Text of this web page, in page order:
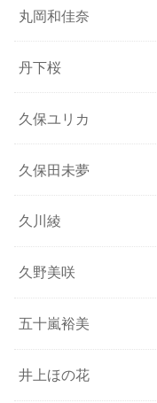
丸岡和佳奈
丹下桜
久保ユリカ
久保田未夢
久川綾
久野美咲
五十嵐裕美
井上ほの花